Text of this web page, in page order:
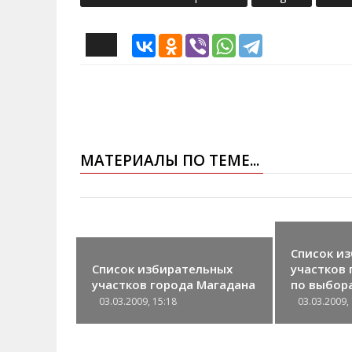
МАТЕРИАЛЫ ПО ТЕМЕ...
Список избирательных
участков города Магадана
03.03.2009, 15:18
Список
участков
по
03.03.2009,